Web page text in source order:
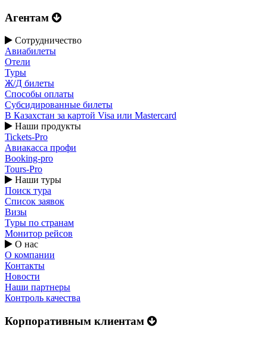
Агентам
Сотрудничество
Авиабилеты
Отели
Туры
Ж/Д билеты
Способы оплаты
Субсидированные билеты
В Казахстан за картой Visa или Masterсard
Наши продукты
Tickets-Pro
Авиакасса профи
Booking-pro
Tours-Pro
Наши туры
Поиск тура
Список заявок
Визы
Туры по странам
Монитор рейсов
О нас
О компании
Контакты
Новости
Наши партнеры
Контроль качества
Корпоративным клиентам